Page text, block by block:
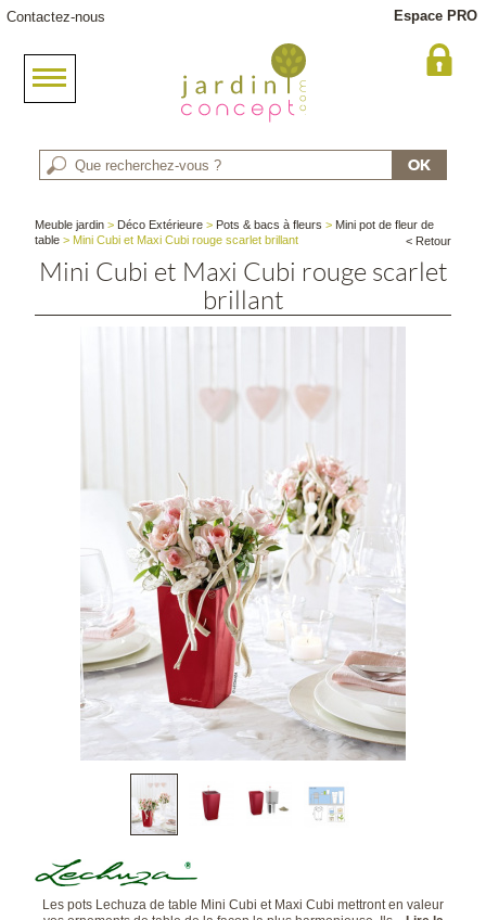
Contactez-nous Espace PRO
Meuble jardin > Déco Extérieure > Pots & bacs à fleurs > Mini pot de fleur de
table > Mini Cubi et Maxi Cubi rouge scarlet brillant < Retour
Mini Cubi et Maxi Cubi rouge scarlet
brillant
Les pots Lechuza de table Mini Cubi et Maxi Cubi mettront en valeur